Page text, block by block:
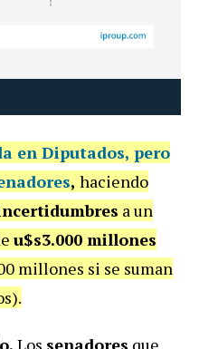
en Diputados, pero
, haciendo
a un
u$s3.000 millones
millones si se suman
Los senadores que